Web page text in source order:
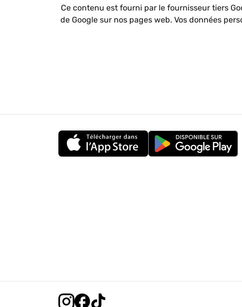
Ce contenu est fourni par le fournisseur tiers
de Google sur nos pages web. Vos données